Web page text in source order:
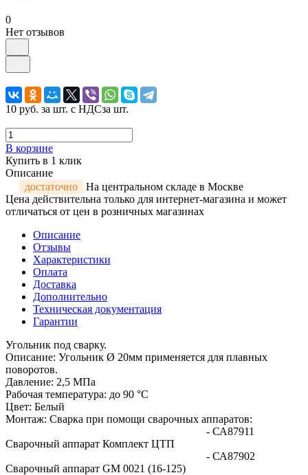
0
Нет отзывов
10 руб. за шт. с НДСза шт.
В корзине
Купить в 1 клик
Описание
достаточно
На центральном складе в Москве
Цена действительна только для интернет-магазина и может
отличаться от цен в розничных магазинах
Описание
Отзывы
Характеристики
Оплата
Доставка
Дополнительно
Техническая документация
Гарантии
Угольник под сварку.
Описание: Угольник Ø 20мм применяется для плавных
поворотов.
Давление: 2,5 МПа
Рабочая температура: до 90 °С
Цвет: Белый
Монтаж: Сварка при помощи сварочных аппаратов:
- СА87911
Сварочный аппарат Комплект ЦТП
- СА87902
Сварочный аппарат GM 0021 (16-125)